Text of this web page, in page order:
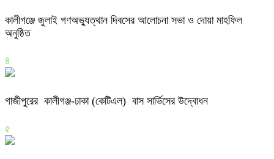
কালীগঞ্জে জুলাই গণঅভ্যুত্থান দিবসের আলোচনা সভা ও দোয়া মাহফিল
অনুষ্ঠিত
৪
গাজীপুরের কালীগঞ্জ-ঢাকা (কেটিএল) বাস সার্ভিসের উদ্বোধন
৫